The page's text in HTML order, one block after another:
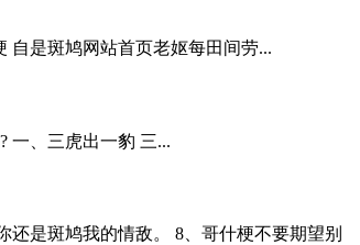
自是斑鸠网站首页老妪每田间劳...
一、三虎出一豹 三...
是斑鸠我的情敌。 8、哥什梗不要期望别